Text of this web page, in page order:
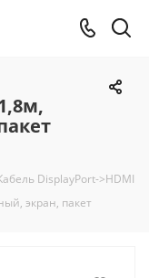
DisplayPort->HDMI
экран, пакет